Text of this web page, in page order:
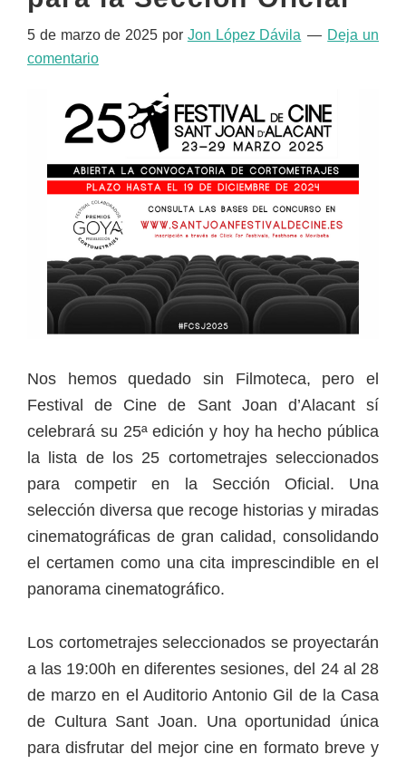
5 de marzo de 2025 por Jon López Dávila
Deja un
comentario
Nos hemos quedado sin Filmoteca, pero el
Festival de Cine de Sant Joan d’Alacant sí
celebrará su 25ª edición y hoy ha hecho pública
la lista de los 25 cortometrajes seleccionados
para competir en la Sección Oficial. Una
selección diversa que recoge historias y miradas
cinematográficas de gran calidad, consolidando
el certamen como una cita imprescindible en el
panorama cinematográfico.
Los cortometrajes seleccionados se proyectarán
a las 19:00h en diferentes sesiones, del 24 al 28
de marzo en el Auditorio Antonio Gil de la Casa
de Cultura Sant Joan. Una oportunidad única
para disfrutar del mejor cine en formato breve y